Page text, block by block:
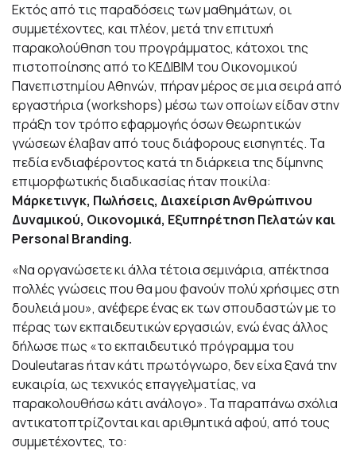
Εκτός από τις παραδόσεις των μαθημάτων, οι
συμμετέχοντες, και πλέον, μετά την επιτυχή
παρακολούθηση του προγράμματος, κάτοχοι της
πιστοποίησης από το ΚΕΔΙΒΙΜ του Οικονομικού
Πανεπιστημίου Αθηνών, πήραν μέρος σε μια σειρά από
εργαστήρια (workshops) μέσω των οποίων είδαν στην
πράξη τον τρόπο εφαρμογής όσων θεωρητικών
γνώσεων έλαβαν από τους διάφορους εισηγητές. Τα
πεδία ενδιαφέροντος κατά τη διάρκεια της δίμηνης
επιμορφωτικής διαδικασίας ήταν ποικίλα:
Μάρκετινγκ, Πωλήσεις, Διαχείριση Ανθρώπινου
Δυναμικού, Oικονομικά, Εξυπηρέτηση Πελατών και
Personal Branding.
«Να οργανώσετε κι άλλα τέτοια σεμινάρια, απέκτησα
πολλές γνώσεις που θα μου φανούν πολύ χρήσιμες στη
δουλειά μου», ανέφερε ένας εκ των σπουδαστών με το
πέρας των εκπαιδευτικών εργασιών, ενώ ένας άλλος
δήλωσε πως «το εκπαιδευτικό πρόγραμμα του
Douleutaras ήταν κάτι πρωτόγνωρο, δεν είχα ξανά την
ευκαιρία, ως τεχνικός επαγγελματίας, να
παρακολουθήσω κάτι ανάλογο». Τα παραπάνω σχόλια
αντικατοπτρίζονται και αριθμητικά αφού, από τους
συμμετέχοντες, το: